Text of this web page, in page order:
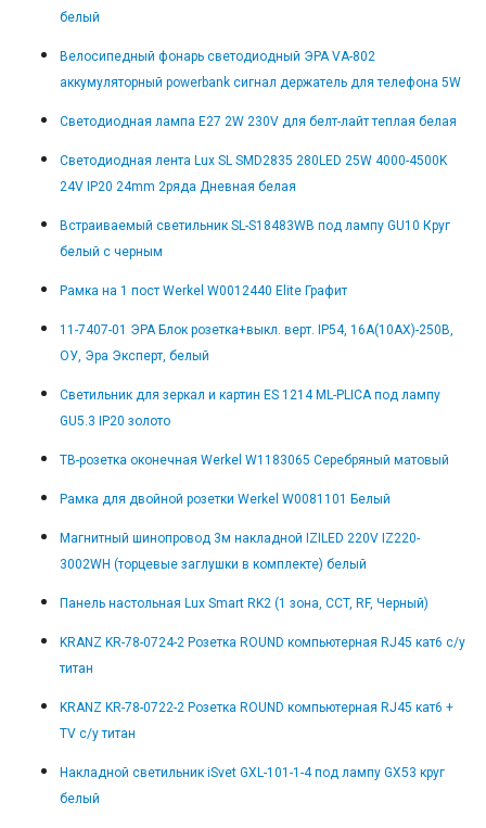
белый
Велосипедный фонарь светодиодный ЭРА VA-802
аккумуляторный powerbank сигнал держатель для телефона 5W
Светодиодная лампа E27 2W 230V для белт-лайт теплая белая
Светодиодная лента Lux SL SMD2835 280LED 25W 4000-4500K
24V IP20 24mm 2ряда Дневная белая
Встраиваемый светильник SL-S18483WB под лампу GU10 Круг
белый с черным
Рамка на 1 пост Werkel W0012440 Elite Графит
11-7407-01 ЭРА Блок розетка+выкл. верт. IP54, 16A(10AX)-250В,
ОУ, Эра Эксперт, белый
Светильник для зеркал и картин ES 1214 ML-PLICA под лампу
GU5.3 IP20 золото
ТВ-розетка оконечная Werkel W1183065 Серебряный матовый
Рамка для двойной розетки Werkel W0081101 Белый
Магнитный шинопровод 3м накладной IZILED 220V IZ220-
3002WH (торцевые заглушки в комплекте) белый
Панель настольная Lux Smart RK2 (1 зона, CCT, RF, Черный)
KRANZ KR-78-0724-2 Розетка ROUND компьютерная RJ45 кат6 с/у
титан
KRANZ KR-78-0722-2 Розетка ROUND компьютерная RJ45 кат6 +
TV с/у титан
Накладной светильник iSvet GXL-101-1-4 под лампу GX53 круг
белый